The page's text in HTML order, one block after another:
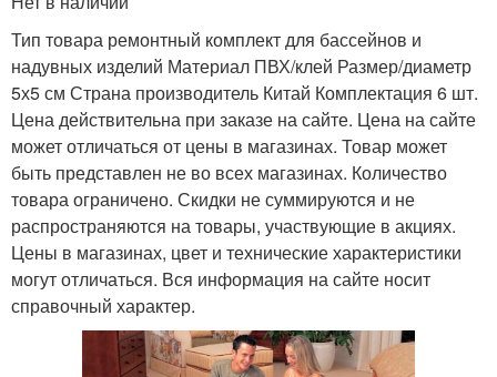
Тип товара ремонтный комплект для бассейнов и
надувных изделий Материал ПВХ/клей Размер/диаметр
5х5 см Страна производитель Китай Комплектация 6 шт.
Цена действительна при заказе на сайте. Цена на сайте
может отличаться от цены в магазинах. Товар может
быть представлен не во всех магазинах. Количество
товара ограничено. Скидки не суммируются и не
распространяются на товары, участвующие в акциях.
Цены в магазинах, цвет и технические характеристики
могут отличаться. Вся информация на сайте носит
справочный характер.